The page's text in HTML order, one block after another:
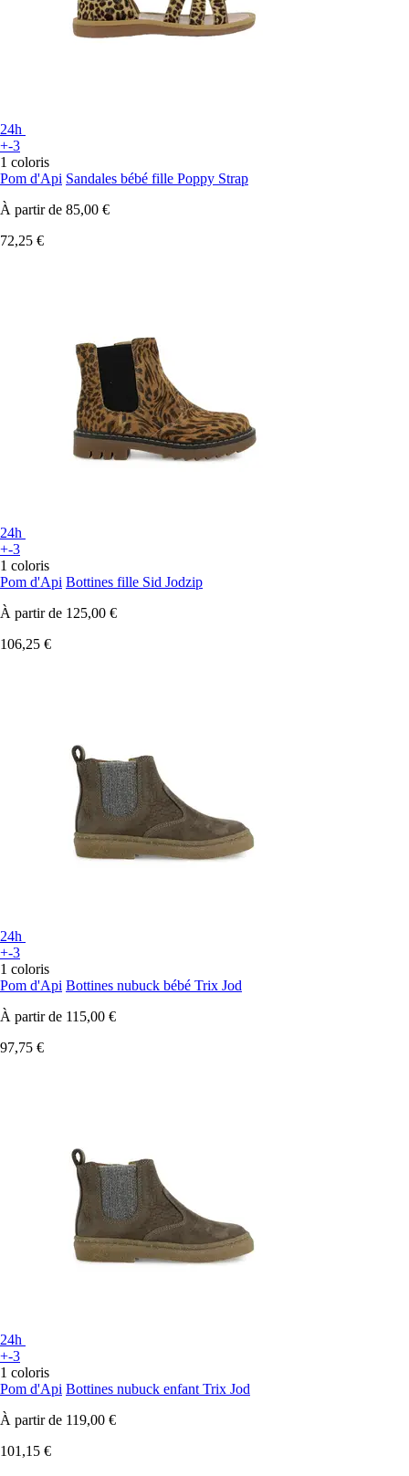
24h
+-3
1 coloris
Pom d'Api Sandales bébé fille Poppy Strap
À partir de 85,00 €
72,25 €
24h
+-3
1 coloris
Pom d'Api Bottines fille Sid Jodzip
À partir de 125,00 €
106,25 €
24h
+-3
1 coloris
Pom d'Api Bottines nubuck bébé Trix Jod
À partir de 115,00 €
97,75 €
24h
+-3
1 coloris
Pom d'Api Bottines nubuck enfant Trix Jod
À partir de 119,00 €
101,15 €